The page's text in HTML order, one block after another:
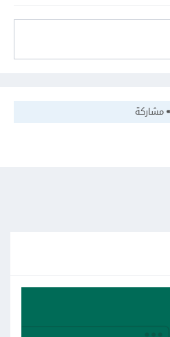
مشاركة